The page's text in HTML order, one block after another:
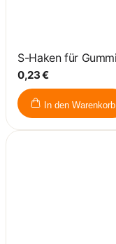
0,23 €
In den Warenkorb